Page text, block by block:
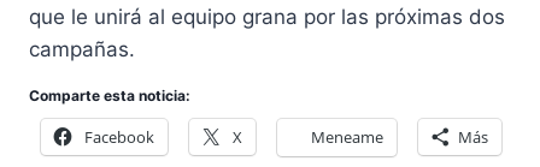
que le unirá al equipo grana por las próximas dos
campañas.
Comparte esta noticia:
Facebook X Meneame Más